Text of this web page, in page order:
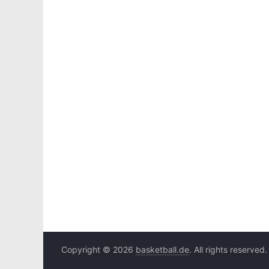
Copyright © 2026 basketball.de. All rights reserved.